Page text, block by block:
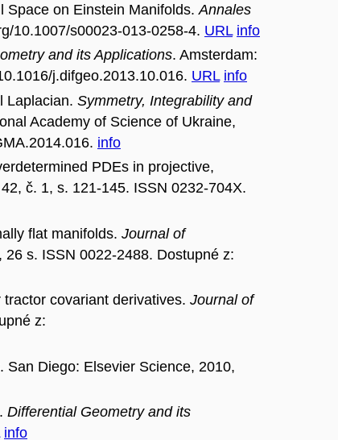
Space on Einstein Manifolds. Annales
10.1007/s00023-013-0258-4. URL info
and its Applications. Amsterdam:
j.difgeo.2013.10.016. URL info
Laplacian. Symmetry, Integrability and
Academy of Science of Ukraine,
info
PDEs in projective,
č. 1, s. 121-145. ISSN 0232-704X.
flat manifolds. Journal of
s. ISSN 0022-2488. Dostupné z:
covariant derivatives. Journal of
z:
. San Diego: Elsevier Science, 2010,
Differential Geometry and its
info